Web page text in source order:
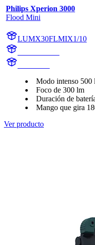
Philips Xperion 3000
Flood Mini
LUMX30FLMIX1/10
Modo intenso 500
Foco de 300 lm
Duración de
Mango que gira
Ver producto